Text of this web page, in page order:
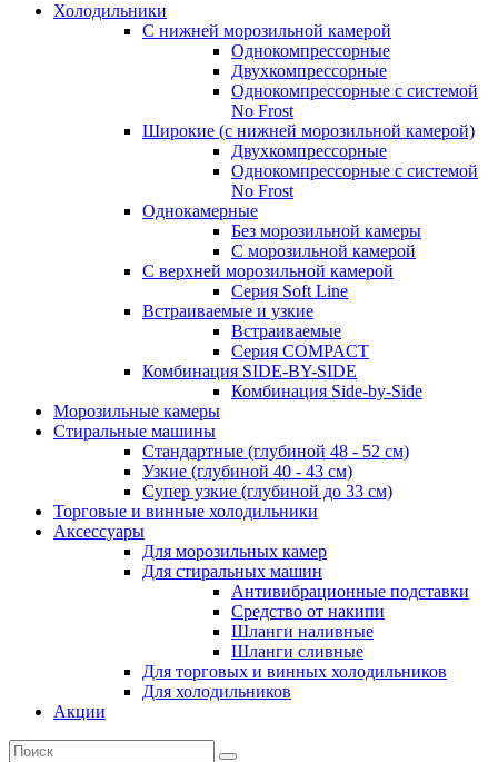
Холодильники
С нижней морозильной камерой
Однокомпрессорные
Двухкомпрессорные
Однокомпрессорные с системой
No Frost
Широкие (с нижней морозильной камерой)
Двухкомпрессорные
Однокомпрессорные с системой
No Frost
Однокамерные
Без морозильной камеры
С морозильной камерой
С верхней морозильной камерой
Серия Soft Line
Встраиваемые и узкие
Встраиваемые
Серия СOMPACT
Комбинация SIDE-BY-SIDE
Комбинация Side-by-Side
Морозильные камеры
Стиральные машины
Стандартные (глубиной 48 - 52 см)
Узкие (глубиной 40 - 43 см)
Супер узкие (глубиной до 33 см)
Торговые и винные холодильники
Аксессуары
Для морозильных камер
Для стиральных машин
Антивибрационные подставки
Средство от накипи
Шланги наливные
Шланги сливные
Для торговых и винных холодильников
Для холодильников
Акции